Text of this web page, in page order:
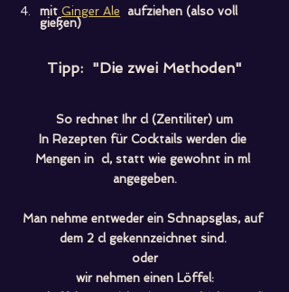
mit Ginger Ale aufziehen (also voll
gießen)
Tipp:  "Die zwei Methoden"
So rechnet Ihr cl (Zentiliter) um
In Rezepten für Cocktails werden die
Mengen in  cl, statt wie gewohnt in ml
angegeben.
Man nehme entweder ein Schnapsglas, auf
dem 2 cl gekennzeichnet sind.
oder
wir nehmen einen Löffel: